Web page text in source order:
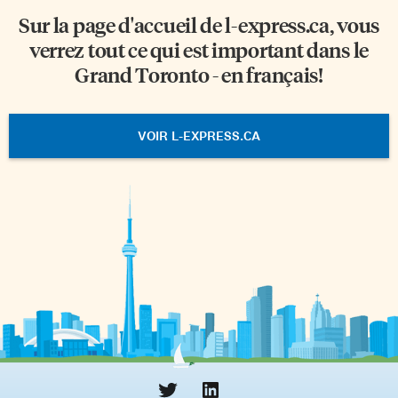
Sur la page d'accueil del-express.ca, vous
verrez tout ce qui est important dans le
Grand Toronto - en français!
VOIR L-EXPRESS.CA